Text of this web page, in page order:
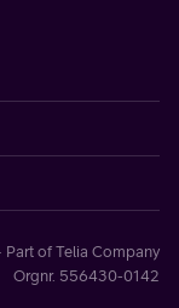
Part of Telia Company
Orgnr. 556430-0142